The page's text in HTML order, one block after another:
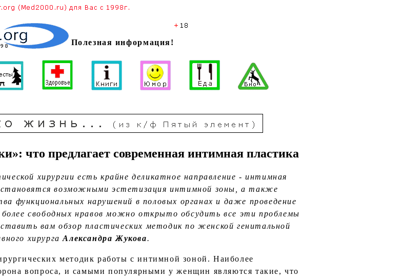
Полезная информация!
что предлагает современная интимная пластика
хирургии есть крайне деликатное направление - интимная
становятся возможными эстетизация интимной зоны, а также
функциональных нарушений в половых органах и даже проведение
свободных нравов можно открыто обсудить все эти проблемы
вам обзор пластических методик по женской генитальной
хирургаАлександра Жукова.
методик работы с интимной зоной. Наиболее
вопроса, и самыми популярными у женщин являются такие, что